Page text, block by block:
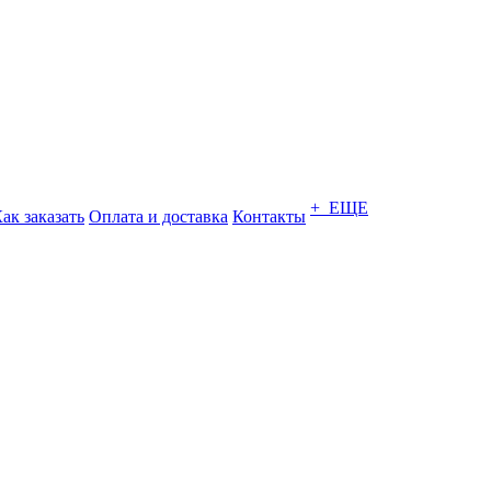
заказать Оплата и доставка Контакты + ЕЩЕ